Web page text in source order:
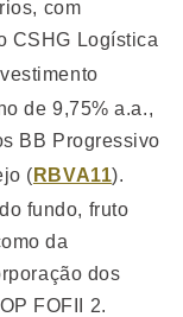
com
CSHG Logística
de 9,75% a.a.,
BB Progressivo
( RBVA11).
fundo, fruto
da
dos
FOFII 2.